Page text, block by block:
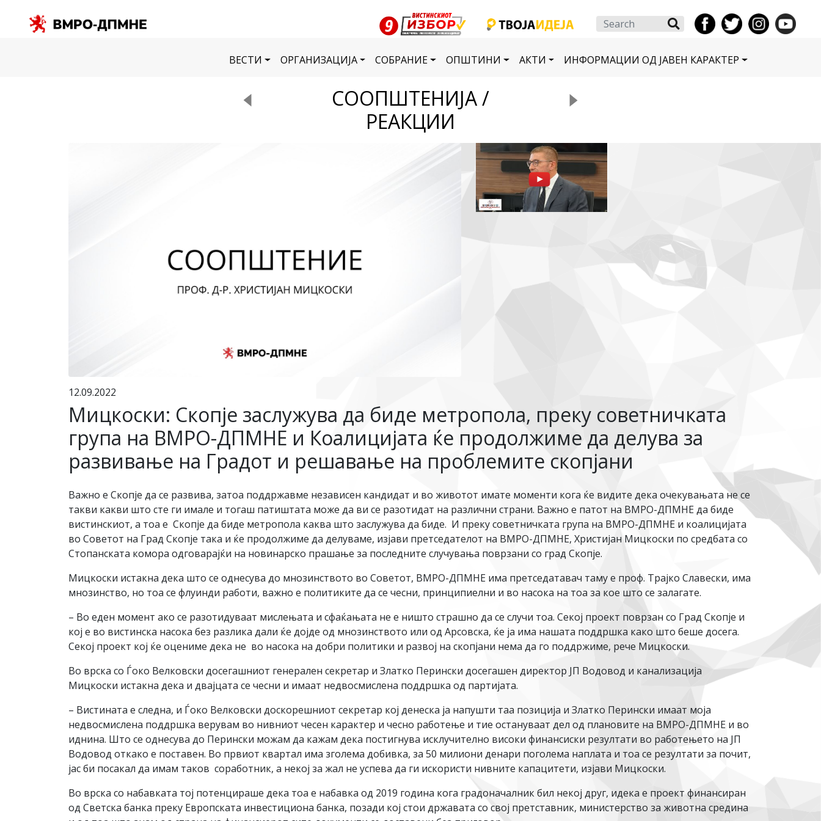
Search
ВЕСТИ ОРГАНИЗАЦИЈА СОБРАНИЕ ОПШТИНИ АКТИ ИНФОРМАЦИИ ОД ЈАВЕН КАРАКТЕР
СООПШТЕНИЈА /
РЕАКЦИИ
12.09.2022
Мицкоски: Скопје заслужува да биде метропола, преку советничката
група на ВМРО-ДПМНЕ и Коалицијата ќе продолжиме да делува за
развивање на Градот и решавање на проблемите скопјани
Важно е Скопје да се развива, затоа поддржавме независен кандидат и во животот имате моменти кога ќе видите дека очекувањата не се
такви какви што сте ги имале и тогаш патиштата може да ви се разотидат на различни страни. Важно е патот на ВМРО-ДПМНЕ да биде
вистинскиот, а тоа е Скопје да биде метропола каква што заслужува да биде. И преку советничката група на ВМРО-ДПМНЕ и коалицијата
во Советот на Град Скопје така и ќе продолжиме да делуваме, изјави претседателот на ВМРО-ДПМНЕ, Христијан Мицкоски по средбата со
Стопанската комора одговарајќи на новинарско прашање за последните случувања поврзани со град Скопје.
Мицкоски истакна дека што се однесува до мнозинството во Советот, ВМРО-ДПМНЕ има претседатавач таму е проф. Трајко Славески, има
мнозинство, но тоа се флуинди работи, важно е политиките да се чесни, принципиелни и во насока на тоа за кое што се залагате.
– Во еден момент ако се разотидуваат мислењата и сфаќањата не е ништо страшно да се случи тоа. Секој проект поврзан со Град Скопје и
кој е во вистинска насока без разлика дали ќе дојде од мнозинството или од Арсовска, ќе ја има нашата поддршка како што беше досега.
Секој проект кој ќе оцениме дека не во насока на добри политики и развој на скопјани нема да го поддржиме, рече Мицкоски.
Во врска со Ѓоко Велковски досегашниот генерален секретар и Златко Перински досегашен директор ЈП Водовод и канализација
Мицкоски истакна дека и двајцата се чесни и имаат недвосмислена поддршка од партијата.
– Вистината е следна, и Ѓоко Велковски доскорешниот секретар кој денеска ја напушти таа позиција и Златко Перински имаат моја
недвосмислена поддршка верувам во нивниот чесен карактер и чесно работење и тие остануваат дел од плановите на ВМРО-ДПМНЕ и во
иднина. Што се однесува до Перински можам да кажам дека постигнува исклучително високи финансиски резултати во работењето на ЈП
Водовод откако е поставен. Во првиот квартал има зголема добивка, за 50 милиони денари поголема наплата и тоа се резултати за почит,
јас би посакал да имам таков соработник, а некој за жал не успева да ги искористи нивните капацитети, изјави Мицкоски.
Во врска со набавката тој потенцираше дека тоа е набавка од 2019 година кога градоначалник бил некој друг, идека е проект финансиран
од Светска банка преку Европската инвестициона банка, позади кој стои државата со свој претставник, министерство за животна средина